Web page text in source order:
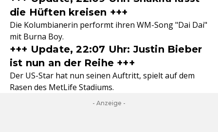
die Hüften kreisen +++
Die Kolumbianerin performt ihren WM-Song "Dai Dai"
mit Burna Boy.
+++ Update, 22:07 Uhr: Justin Bieber
ist nun an der Reihe +++
Der US-Star hat nun seinen Auftritt, spielt auf dem
Rasen des MetLife Stadiums.
- Anzeige -